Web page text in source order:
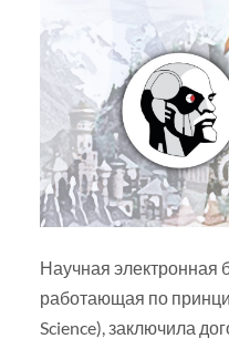
Научная электронная
работающая по
Science), заключила